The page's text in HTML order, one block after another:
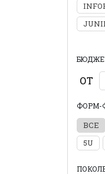
ОТ
ФОРМ-
ВСЕ
5U